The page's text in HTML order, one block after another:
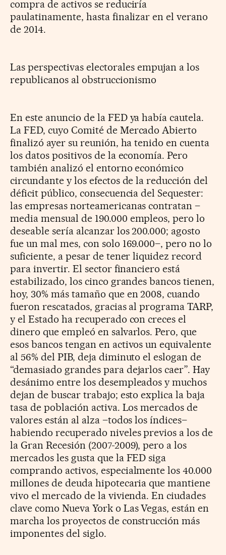
compra de activos se reduciría
paulatinamente, hasta finalizar en el verano
de 2014.
Las perspectivas electorales empujan a los
republicanos al obstruccionismo
En este anuncio de la FED ya había cautela.
La FED, cuyo Comité de Mercado Abierto
finalizó ayer su reunión, ha tenido en cuenta
los datos positivos de la economía. Pero
también analizó el entorno económico
circundante y los efectos de la reducción del
déficit público, consecuencia del Sequester:
las empresas norteamericanas contratan –
media mensual de 190.000 empleos, pero lo
deseable sería alcanzar los 200.000; agosto
fue un mal mes, con solo 169.000–, pero no lo
suficiente, a pesar de tener liquidez record
para invertir. El sector financiero está
estabilizado, los cinco grandes bancos tienen,
hoy, 30% más tamaño que en 2008, cuando
fueron rescatados, gracias al programa TARP,
y el Estado ha recuperado con creces el
dinero que empleó en salvarlos. Pero, que
esos bancos tengan en activos un equivalente
al 56% del PIB, deja diminuto el eslogan de
“demasiado grandes para dejarlos caer”. Hay
desánimo entre los desempleados y muchos
dejan de buscar trabajo; esto explica la baja
tasa de población activa. Los mercados de
valores están al alza –todos los índices–
habiendo recuperado niveles previos a los de
la Gran Recesión (2007-2009), pero a los
mercados les gusta que la FED siga
comprando activos, especialmente los 40.000
millones de deuda hipotecaria que mantiene
vivo el mercado de la vivienda. En ciudades
clave como Nueva York o Las Vegas, están en
marcha los proyectos de construcción más
imponentes del siglo.